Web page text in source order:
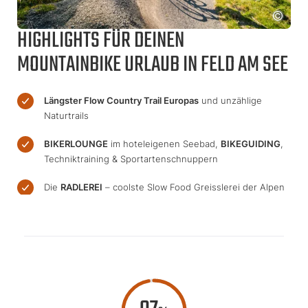
HIGHLIGHTS FÜR DEINEN
MOUNTAINBIKE URLAUB IN FELD AM SEE
Längster Flow Country Trail Europas und unzählige
Naturtrails
BIKERLOUNGE im hoteleigenen Seebad, BIKEGUIDING,
Techniktraining & Sportartenschnuppern
Die RADLEREI – coolste Slow Food Greisslerei der Alpen